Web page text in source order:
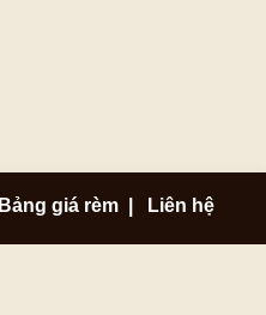
Bảng giá rèm Liên hệ